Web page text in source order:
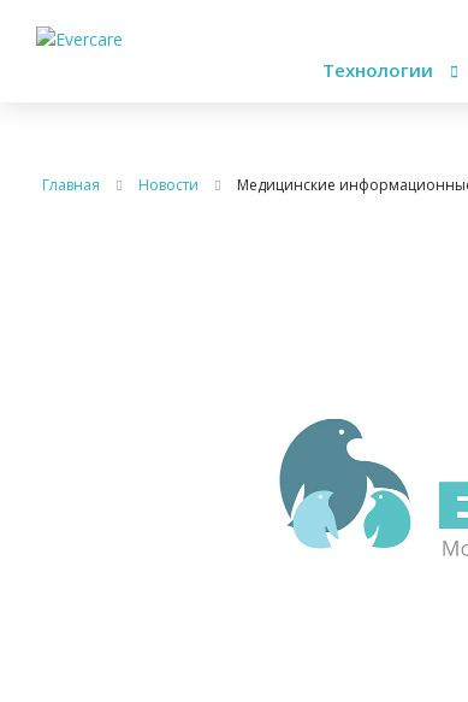
Технологии
Главная Новости Медицинские